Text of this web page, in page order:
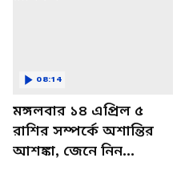
মঙ্গলবার ১৪ এপ্রিল ৫
রাশির সম্পর্কে অশান্তির
আশঙ্কা, জেনে নিন
08:14